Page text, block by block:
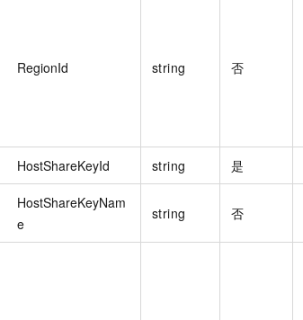
RegionId string 否
HostShareKeyId string 是
HostShareKeyNam
e
string 否